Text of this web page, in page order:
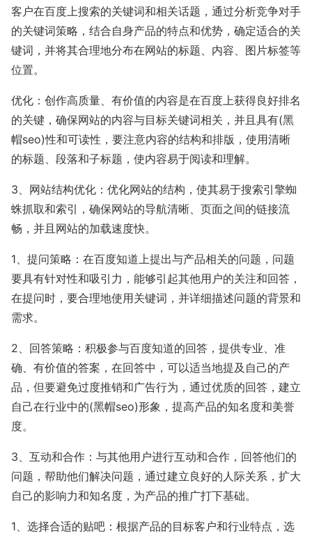
客户在百度上搜索的关键词和相关话题，通过分析竞争对手
的关键词策略，结合自身产品的特点和优势，确定适合的关
键词，并将其合理地分布在网站的标题、内容、图片标签等
位置。
优化：创作高质量、有价值的内容是在百度上获得良好排名
的关键，确保网站的内容与目标关键词相关，并且具有(黑
帽seo)性和可读性，要注意内容的结构和排版，使用清晰
的标题、段落和子标题，使内容易于阅读和理解。
3、网站结构优化：优化网站的结构，使其易于搜索引擎蜘
蛛抓取和索引，确保网站的导航清晰、页面之间的链接流
畅，并且网站的加载速度快。
1、提问策略：在百度知道上提出与产品相关的问题，问题
要具有针对性和吸引力，能够引起其他用户的关注和回答，
在提问时，要合理地使用关键词，并详细描述问题的背景和
需求。
2、回答策略：积极参与百度知道的回答，提供专业、准
确、有价值的答案，在回答中，可以适当地提及自己的产
品，但要避免过度推销和广告行为，通过优质的回答，建立
自己在行业中的(黑帽seo)形象，提高产品的知名度和美誉
度。
3、互动和合作：与其他用户进行互动和合作，回答他们的
问题，帮助他们解决问题，通过建立良好的人际关系，扩大
自己的影响力和知名度，为产品的推广打下基础。
1、选择合适的贴吧：根据产品的目标客户和行业特点，选